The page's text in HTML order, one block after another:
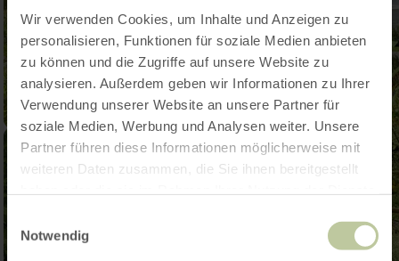
Wir verwenden Cookies, um Inhalte und Anzeigen zu
personalisieren, Funktionen für soziale Medien anbieten
zu können und die Zugriffe auf unsere Website zu
analysieren. Außerdem geben wir Informationen zu Ihrer
Verwendung unserer Website an unsere Partner für
soziale Medien, Werbung und Analysen weiter. Unsere
Partner führen diese Informationen möglicherweise mit
weiteren Daten zusammen, die Sie ihnen bereitgestellt
Notwendig